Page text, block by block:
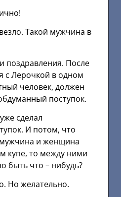
Такой мужчина в
После
с Лерочкой в одном
человек, должен
поступок.
сделал
И потом, что
мужчина и женщина
купе, то между ними
быть что – нибудь?
Но желательно.